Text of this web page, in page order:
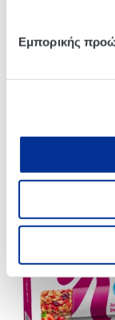
Εμπορικής
Kellogg’s
Chocos